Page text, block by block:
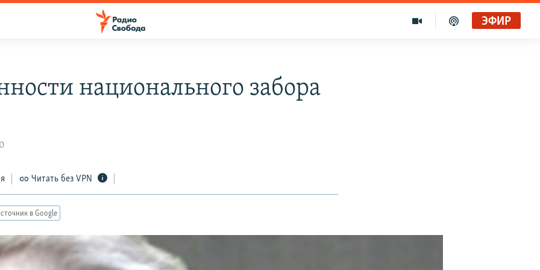
ЭФИР
национального забора
Читать без VPN
в Google